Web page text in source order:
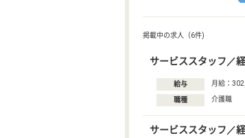
掲載中の求人（6件)
サービススタッフ／
給与 月給：
職種 介護職
サービススタッフ／